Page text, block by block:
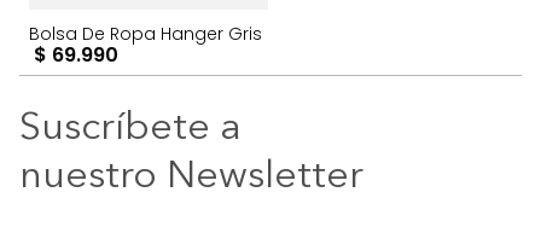
Bolsa De Ropa Hanger Gris
$ 69.990
Suscríbete a
nuestro Newsletter